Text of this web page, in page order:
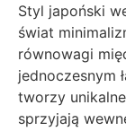
Styl japoński
świat
równowagi
jednoczesnym
tworzy
sprzyjają